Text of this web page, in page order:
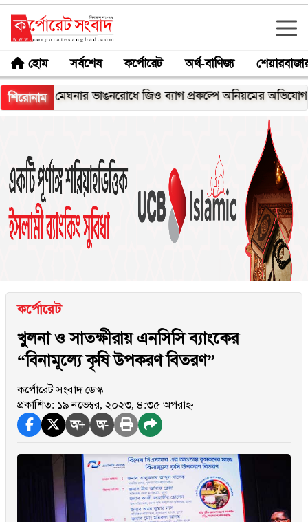
হোম সর্বশেষ কর্পোরেট অর্থ-বাণিজ্য
শিরোনাম
মেঘনার ভাঙনরোধে জিও ব্যাগ প্রকল্পে অনিয়মের অভিযোগ,
কর্পোরেট
খুলনা ও সাতক্ষীরায় এনসিসি ব্যাংকের
“বিনামূল্যে কৃষি উপকরণ বিতরণ”
কর্পোরেট সংবাদ ডেস্ক
প্রকাশিত: ১৯ নভেম্বর, ২০২৩, ৪:৩৫ অপরাহ্ন
অ+ অ-